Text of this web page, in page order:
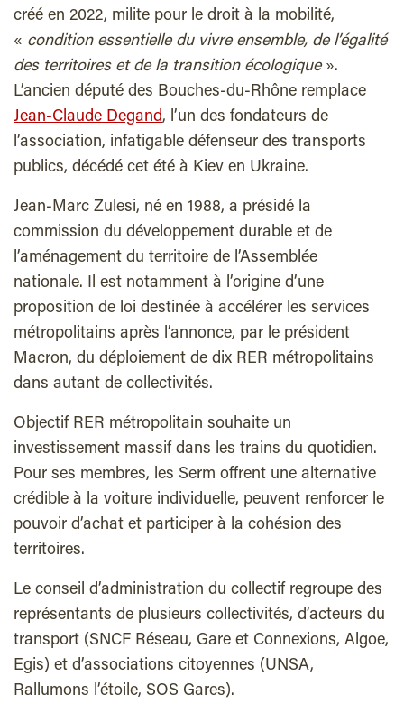
créé en 2022, milite pour le droit à la mobilité,
« condition essentielle du vivre ensemble, de l’égalité
des territoires et de la transition écologique».
L’ancien député des Bouches-du-Rhône remplace
Jean-Claude Degand, l’un des fondateurs de
l’association, infatigable défenseur des transports
publics, décédé cet été à Kiev en Ukraine.
Jean-Marc Zulesi, né en 1988, a présidé la
commission du développement durable et de
l’aménagement du territoire de l’Assemblée
nationale. Il est notamment à l’origine d’une
proposition de loi destinée à accélérer les services
métropolitains après l’annonce, par le président
Macron, du déploiement de dix RER métropolitains
dans autant de collectivités.
Objectif RER métropolitain souhaite un
investissement massif dans les trains du quotidien.
Pour ses membres, les Serm offrent une alternative
crédible à la voiture individuelle, peuvent renforcer le
pouvoir d’achat et participer à la cohésion des
territoires.
Le conseil d’administration du collectif regroupe des
représentants de plusieurs collectivités, d’acteurs du
transport (SNCF Réseau, Gare et Connexions, Algoe,
Egis) et d’associations citoyennes (UNSA,
Rallumons l’étoile, SOS Gares).